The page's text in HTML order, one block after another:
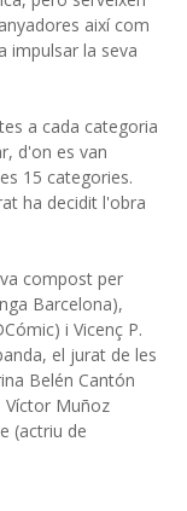
així com
impulsar la seva
a cada categoria
d'on es van
15 categories.
ha decidit l'obra
compost per
Barcelona),
i Vicenç P.
el jurat de les
Belén Cantón
Víctor Muñoz
(actriu de